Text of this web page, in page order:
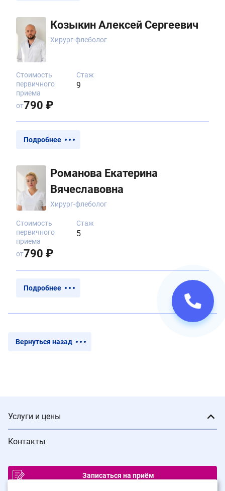
Козыкин Алексей Сергеевич
Хирург-флеболог
Стаж
9
Стоимость
первичного
приема
от790 ₽
Подробнее
Романова Екатерина
Вячеславовна
Хирург-флеболог
Стаж
5
Стоимость
первичного
приема
от790 ₽
Подробнее
Вернуться назад
Услуги и цены
Контакты
Записаться на приём